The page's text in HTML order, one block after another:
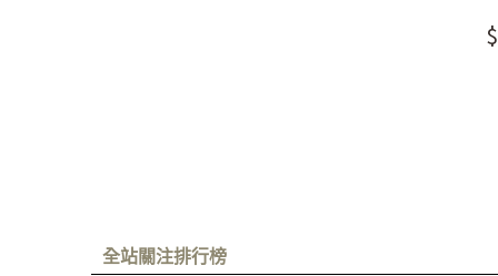
全站關注排行榜